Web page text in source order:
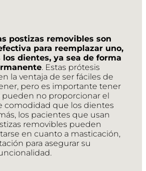
postizas removibles son
para reemplazar uno,
dientes, ya sea de forma
. Estas prótesis
la ventaja de ser fáciles de
pero es importante tener
no proporcionar el
comodidad que los dientes
los pacientes que usan
removibles pueden
en cuanto a masticación,
para asegurar su